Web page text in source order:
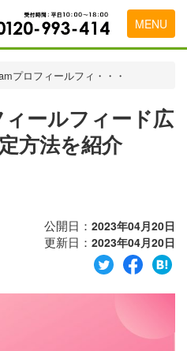
MENU
プロフィールフィ・・・
ールフィード広
方法を紹介
公開日： 2023年04月20日
更新日： 2023年04月20日